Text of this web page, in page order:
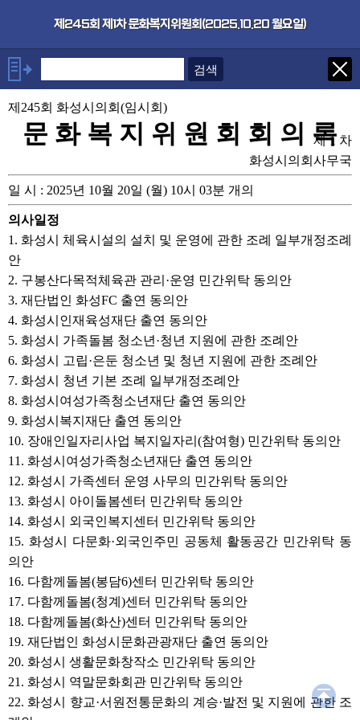
제245회 제1차 문화복지위원회(2025.10.20 월요일)
×
안건
1. 화성시 체육시설의 설치 및 운
영에 관한 조례 일부개정조례안
2. 구봉산다목적체육관 관리·운
3. 재단법인 화성FC 출연 동의안
4. 화성시인재육성재단 출연 동
의안
5. 화성시 가족돌봄 청소년·청년
지원에 관한 조례안
6. 화성시 고립·은둔 청소년 및
7. 화성시 청년 기본 조례 일부개
정조례안
8. 화성시여성가족청소년재단 출
연 동의안
9. 화성시복지재단 출연 동의안
10. 장애인일자리사업 복지일자
리(참여형) 민간위탁 동의안
11. 화성시여성가족청소년재단 출
연 동의안
12. 화성시 가족센터 운영 사무의
민간위탁 동의안
13. 화성시 아이돌봄센터 민간위
탁 동의안
14. 화성시 외국인복지센터 민간
위탁 동의안
15. 화성시 다문화·외국인주민
공동체 활동공간 민간위탁 동의
안
16. 다함께돌봄(봉담6)센터 민간
위탁 동의안
17. 다함께돌봄(청계)센터 민간
위탁 동의안
18. 다함께돌봄(화산)센터 민간
위탁 동의안
19. 재단법인 화성시문화관광재
단 출연 동의안
20. 화성시 생활문화창작소 민
제245회 화성시의회(임시회)
문 화 복 지 위 원 회 회 의 록
제 1 차
화성시의회사무국
일 시 : 2025년 10월 20일 (월) 10시 03분 개의
의사일정
1. 화성시 체육시설의 설치 및 운영에 관한 조례 일부개정조례
안
2. 구봉산다목적체육관 관리·운영 민간위탁 동의안
3. 재단법인 화성FC 출연 동의안
4. 화성시인재육성재단 출연 동의안
5. 화성시 가족돌봄 청소년·청년 지원에 관한 조례안
6. 화성시 고립·은둔 청소년 및 청년 지원에 관한 조례안
7. 화성시 청년 기본 조례 일부개정조례안
8. 화성시여성가족청소년재단 출연 동의안
9. 화성시복지재단 출연 동의안
10. 장애인일자리사업 복지일자리(참여형) 민간위탁 동의안
11. 화성시여성가족청소년재단 출연 동의안
12. 화성시 가족센터 운영 사무의 민간위탁 동의안
13. 화성시 아이돌봄센터 민간위탁 동의안
14. 화성시 외국인복지센터 민간위탁 동의안
15. 화성시 다문화·외국인주민 공동체 활동공간 민간위탁 동
의안
16. 다함께돌봄(봉담6)센터 민간위탁 동의안
17. 다함께돌봄(청계)센터 민간위탁 동의안
18. 다함께돌봄(화산)센터 민간위탁 동의안
19. 재단법인 화성시문화관광재단 출연 동의안
20. 화성시 생활문화창작소 민간위탁 동의안
21. 화성시 역말문화회관 민간위탁 동의안
22. 화성시 향교·서원전통문화의 계승·발전 및 지원에 관한 조